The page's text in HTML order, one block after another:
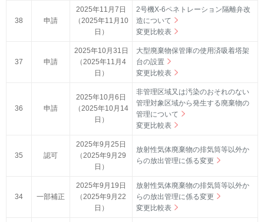
38 申請
2025年11月7日
（2025年11月10
日）
2号機X-6ペネトレーション隔離弁改
造について
変更比較表
37 申請
2025年10月31日
（2025年11月4
日）
大型廃棄物保管庫の使用済吸着塔架
台の設置
変更比較表
36 申請
2025年10月6日
（2025年10月14
日）
非管理区域又は汚染のおそれのない
管理対象区域から発生する廃棄物の
管理について
変更比較表
35 認可
2025年9月25日
（2025年9月29
日）
放射性気体廃棄物の排気筒等以外か
らの放出管理に係る変更
34 一部補正
2025年9月19日
（2025年9月22
日）
放射性気体廃棄物の排気筒等以外か
らの放出管理に係る変更
変更比較表